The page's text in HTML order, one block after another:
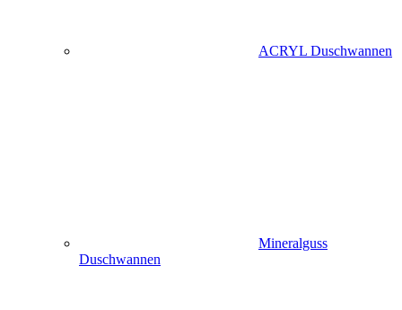
ACRYL Duschwannen
Mineralguss
Duschwannen